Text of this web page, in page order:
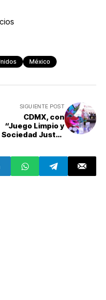
México
SIGUIENTE POST
CDMX, con
“Juego Limpio y
Sociedad Justa”